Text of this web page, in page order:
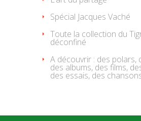
Spécial Jacques Vaché
Toute la collection du
déconfiné
A découvrir : des polars,
des albums, des films,
des essais, des